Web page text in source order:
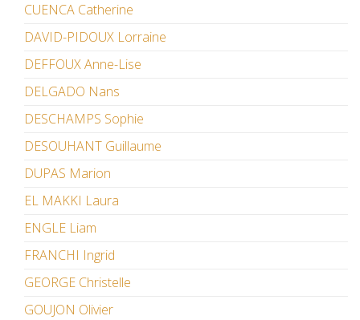
CUENCA Catherine
DAVID-PIDOUX Lorraine
DEFFOUX Anne-Lise
DELGADO Nans
DESCHAMPS Sophie
DESOUHANT Guillaume
DUPAS Marion
EL MAKKI Laura
ENGLE Liam
FRANCHI Ingrid
GEORGE Christelle
GOUJON Olivier